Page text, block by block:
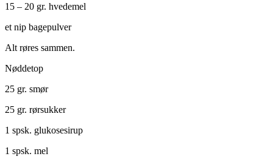
15 – 20 gr. hvedemel
et nip bagepulver
Alt røres sammen.
Nøddetop
25 gr. smør
25 gr. rørsukker
1 spsk. glukosesirup
1 spsk. mel